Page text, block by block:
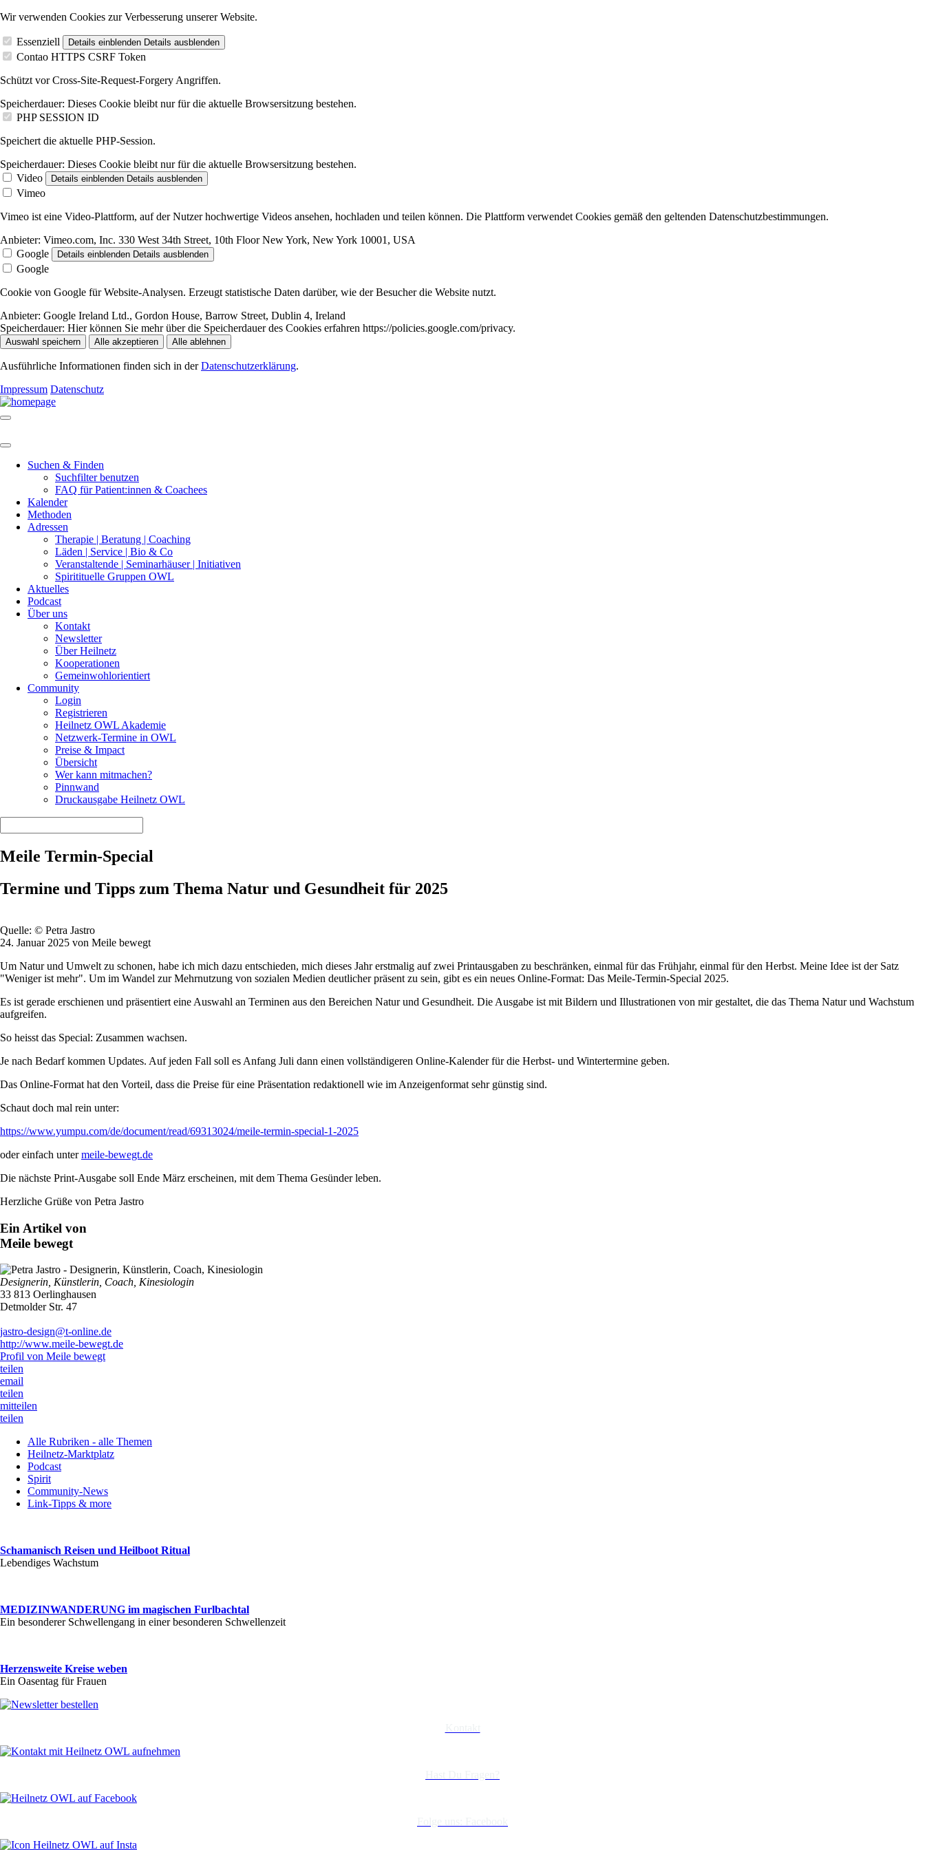
Wir verwenden Cookies zur Verbesserung unserer Website.
Essenziell Details einblenden Details ausblenden
Contao HTTPS CSRF Token
Schützt vor Cross-Site-Request-Forgery Angriffen.
Speicherdauer: Dieses Cookie bleibt nur für die aktuelle Browsersitzung bestehen.
PHP SESSION ID
Speichert die aktuelle PHP-Session.
Speicherdauer: Dieses Cookie bleibt nur für die aktuelle Browsersitzung bestehen.
Video
Details einblenden Details ausblenden
Vimeo
Vimeo ist eine Video-Plattform, auf der Nutzer hochwertige Videos ansehen, hochladen und teilen können. Die Plattform verwendet Cookies gemäß den geltenden Datenschutzbestimmungen.
Anbieter: Vimeo.com, Inc. 330 West 34th Street, 10th Floor New York, New York 10001, USA
Google
Details einblenden Details ausblenden
Google
Cookie von Google für Website-Analysen. Erzeugt statistische Daten darüber, wie der Besucher die Website nutzt.
Anbieter: Google Ireland Ltd., Gordon House, Barrow Street, Dublin 4, Ireland
Speicherdauer: Hier können Sie mehr über die Speicherdauer des Cookies erfahren https://policies.google.com/privacy.
Auswahl speichern Alle akzeptieren Alle ablehnen
Ausführliche Informationen finden sich in derDatenschutzerklärung.
Impressum Datenschutz
Suchen & Finden
Suchfilter benutzen
FAQ für Patient:innen & Coachees
Kalender
Methoden
Adressen
Therapie | Beratung | Coaching
Läden | Service | Bio & Co
Veranstaltende | Seminarhäuser | Initiativen
Spiritituelle Gruppen OWL
Aktuelles
Podcast
Über uns
Kontakt
Newsletter
Über Heilnetz
Kooperationen
Gemeinwohlorientiert
Community
Login
Registrieren
Heilnetz OWL Akademie
Netzwerk-Termine in OWL
Preise & Impact
Übersicht
Wer kann mitmachen?
Pinnwand
Druckausgabe Heilnetz OWL
Meile Termin-Special
Termine und Tipps zum Thema Natur und Gesundheit für 2025
Quelle: © Petra Jastro
24. Januar 2025 von Meile bewegt
Um Natur und Umwelt zu schonen, habe ich mich dazu entschieden, mich dieses Jahr erstmalig auf zwei Printausgaben zu beschränken, einmal für das Frühjahr, einmal für den Herbst. Meine Idee ist der Satz
"Weniger ist mehr". Um im Wandel zur Mehrnutzung von sozialen Medien deutlicher präsent zu sein, gibt es ein neues Online-Format: Das Meile-Termin-Special 2025.
Es ist gerade erschienen und präsentiert eine Auswahl an Terminen aus den Bereichen Natur und Gesundheit. Die Ausgabe ist mit Bildern und Illustrationen von mir gestaltet, die das Thema Natur und Wachstum
aufgreifen.
So heisst das Special: Zusammen wachsen.
Je nach Bedarf kommen Updates. Auf jeden Fall soll es Anfang Juli dann einen vollständigeren Online-Kalender für die Herbst- und Wintertermine geben.
Das Online-Format hat den Vorteil, dass die Preise für eine Präsentation redaktionell wie im Anzeigenformat sehr günstig sind.
Schaut doch mal rein unter:
https://www.yumpu.com/de/document/read/69313024/meile-termin-special-1-2025
oder einfach untermeile-bewegt.de
Die nächste Print-Ausgabe soll Ende März erscheinen, mit dem Thema Gesünder leben.
Herzliche Grüße von Petra Jastro
Ein Artikel von
Meile bewegt
Designerin, Künstlerin, Coach, Kinesiologin
33 813 Oerlinghausen
Detmolder Str. 47
jastro-design@t-online.de
http://www.meile-bewegt.de
Profil von Meile bewegt
teilen
email
teilen
mitteilen
teilen
Alle Rubriken - alle Themen
Heilnetz-Marktplatz
Podcast
Spirit
Community-News
Link-Tipps & more
Schamanisch Reisen und Heilboot Ritual
Lebendiges Wachstum
MEDIZINWANDERUNG im magischen Furlbachtal
Ein besonderer Schwellengang in einer besonderen Schwellenzeit
Herzensweite Kreise weben
Ein Oasentag für Frauen